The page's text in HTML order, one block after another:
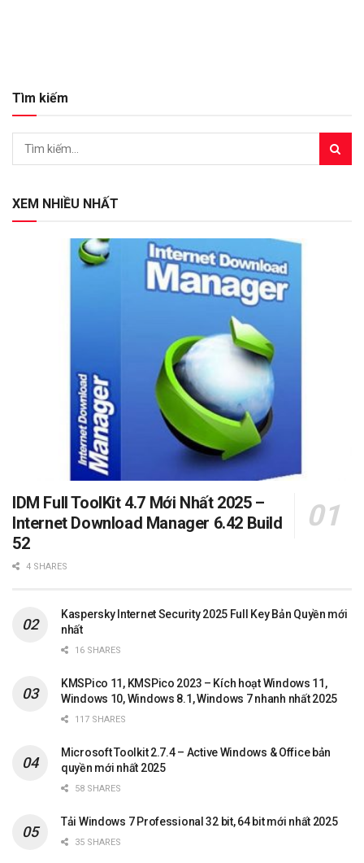
Tìm kiếm
XEM NHIỀU NHẤT
IDM Full ToolKit 4.7 Mới Nhất 2025 –
Internet Download Manager 6.42 Build
52
4 SHARES
Kaspersky Internet Security 2025 Full Key Bản Quyền mới
nhất
16 SHARES
KMSPico 11, KMSPico 2023 – Kích hoạt Windows 11,
Windows 10, Windows 8.1, Windows 7 nhanh nhất 2025
117 SHARES
Microsoft Toolkit 2.7.4 – Active Windows & Office bản
quyền mới nhất 2025
58 SHARES
Tải Windows 7 Professional 32 bit, 64 bit mới nhất 2025
35 SHARES